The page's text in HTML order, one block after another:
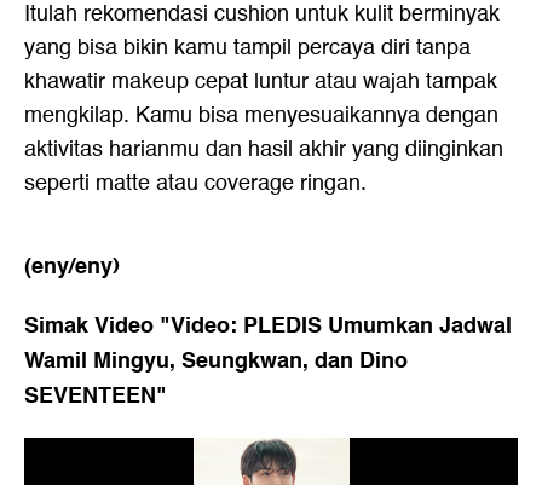
Itulah rekomendasi cushion untuk kulit berminyak
yang bisa bikin kamu tampil percaya diri tanpa
khawatir makeup cepat luntur atau wajah tampak
mengkilap. Kamu bisa menyesuaikannya dengan
aktivitas harianmu dan hasil akhir yang diinginkan
seperti matte atau coverage ringan.
(eny/eny)
Simak Video "Video: PLEDIS Umumkan Jadwal
Wamil Mingyu, Seungkwan, dan Dino
SEVENTEEN"